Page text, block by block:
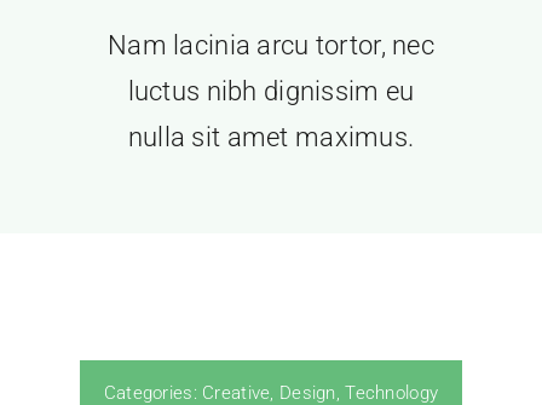
Nam lacinia arcu tortor, nec
luctus nibh dignissim eu
nulla sit amet maximus.
Categories: Creative, Design,Technology